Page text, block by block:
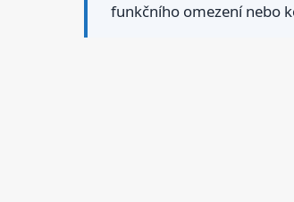
funkčního omezení nebo